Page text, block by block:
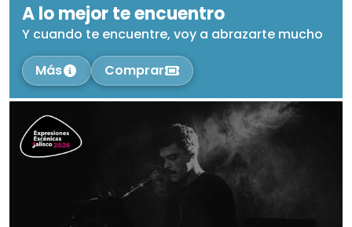
A lo mejor te encuentro
Y cuando te encuentre, voy a abrazarte mucho
Más
Comprar